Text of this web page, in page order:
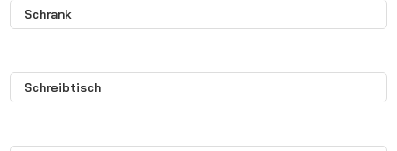
Schrank
Schreibtisch